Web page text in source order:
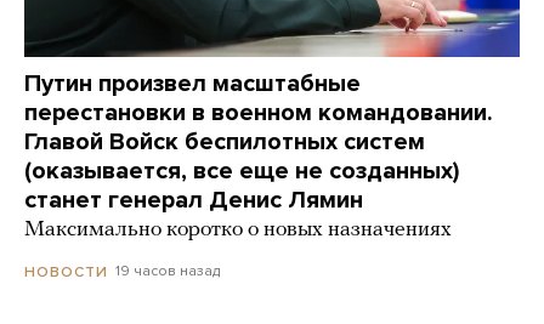
Путин произвел масштабные
перестановки в военном командовании.
Главой Войск беспилотных систем
(оказывается, все еще не созданных)
станет генерал Денис Лямин
Максимально коротко о новых назначениях
НОВОСТИ 19 часов назад